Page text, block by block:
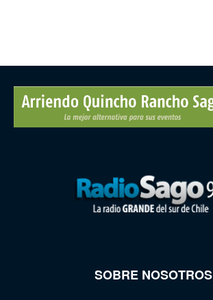
SOBRE NOSOTROS